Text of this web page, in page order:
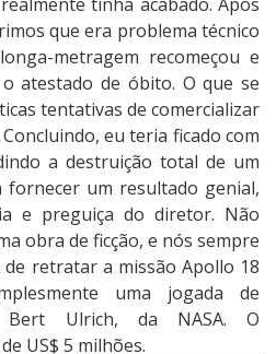
que era problema técnico
metragem recomeçou e
atestado de óbito. O que se
tentativas de comercializar
eu teria ficado com
a destruição total de um
um resultado genial,
e preguiça do diretor. Não
obra de ficção, e nós sempre
de retratar a missão Apollo 18
uma jogada de
Bert Ulrich, da NASA. O
US$ 5 milhões.